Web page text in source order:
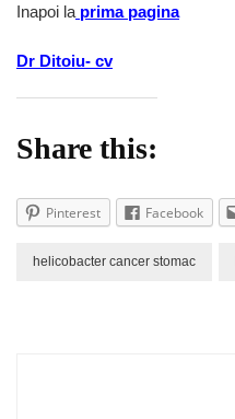
Inapoi la prima pagina
Dr Ditoiu- cv
Share this:
Pinterest Facebook
helicobacter cancer stomac